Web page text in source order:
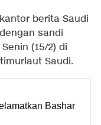
berita Saudi
sandi
(15/2) di
Saudi.
Bashar